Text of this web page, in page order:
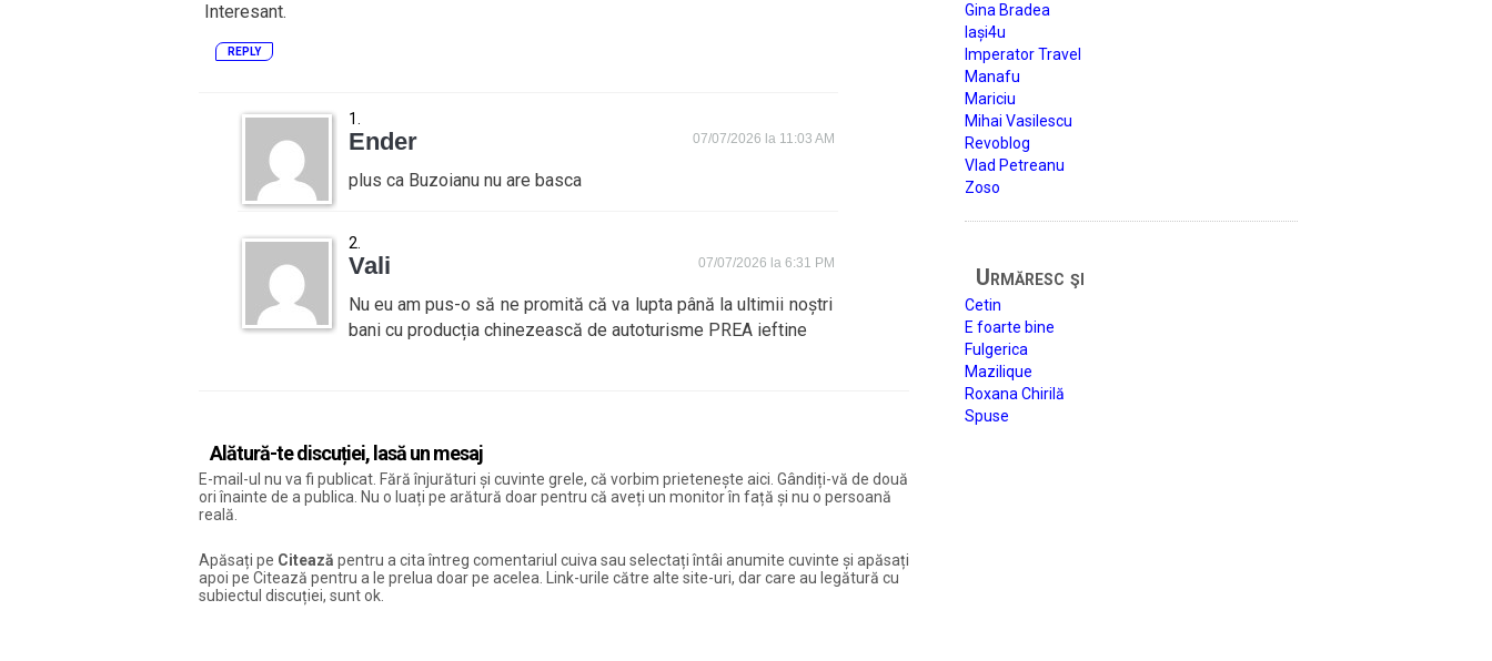
Interesant.
REPLY
Ender 07/07/2026 la 11:03 AM
plus ca Buzoianu nu are basca
Vali 07/07/2026 la 6:31 PM
Nu eu am pus-o să ne promită că va lupta până la ultimii noștri
bani cu producția chinezească de autoturisme PREA ieftine
Alătură-te discuției, lasă un mesaj
E-mail-ul nu va fi publicat. Fără înjurături și cuvinte grele, că vorbim prietenește aici. Gândiți-vă de două
ori înainte de a publica. Nu o luați pe arătură doar pentru că aveți un monitor în față și nu o persoană
reală.
Apăsați pe Citează pentru a cita întreg comentariul cuiva sau selectați întâi anumite cuvinte și apăsați
apoi pe Citează pentru a le prelua doar pe acelea. Link-urile către alte site-uri, dar care au legătură cu
subiectul discuției, sunt ok.
Gina Bradea
Iași4u
Imperator Travel
Manafu
Mariciu
Mihai Vasilescu
Revoblog
Vlad Petreanu
Zoso
Urmăresc şi
Cetin
E foarte bine
Fulgerica
Mazilique
Roxana Chirilă
Spuse